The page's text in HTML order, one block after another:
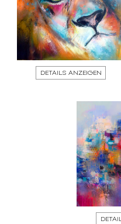
DETAILS ANZEIGEN